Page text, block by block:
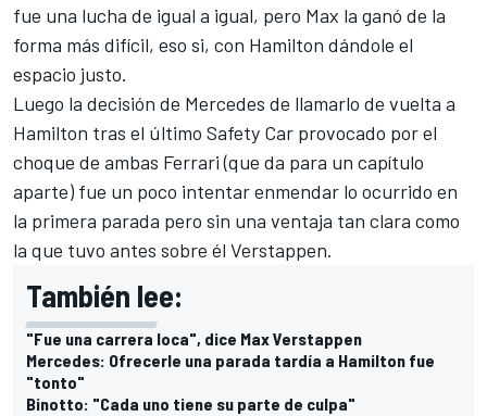
fue una lucha de igual a igual, pero Max la ganó de la
forma más difícil, eso si, con Hamilton dándole el
espacio justo.
Luego la decisión de Mercedes de llamarlo de vuelta a
Hamilton tras el último Safety Car provocado por el
choque de ambas Ferrari (que da para un capítulo
aparte) fue un poco intentar enmendar lo ocurrido en
la primera parada pero sin una ventaja tan clara como
la que tuvo antes sobre él Verstappen.
También lee:
"Fue una carrera loca", dice Max Verstappen
Mercedes: Ofrecerle una parada tardía a Hamilton fue
"tonto"
Binotto: "Cada uno tiene su parte de culpa"